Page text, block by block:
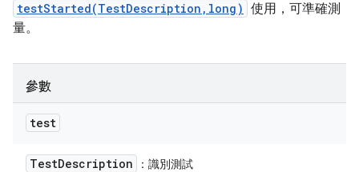
testStarted(TestDescription,long) 使用，可準確測
量。
參數
test
TestDescription ：識別測試